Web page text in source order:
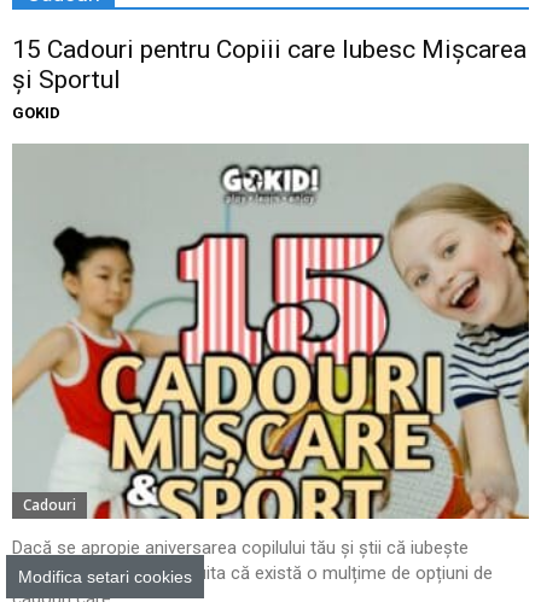
15 Cadouri pentru Copiii care Iubesc Mișcarea
și Sportul
GOKID
Cadouri
Dacă se apropie aniversarea copilului tău și știi că iubește
mișcarea și sportul, nu uita că există o mulțime de opțiuni de
Modifica setari cookies